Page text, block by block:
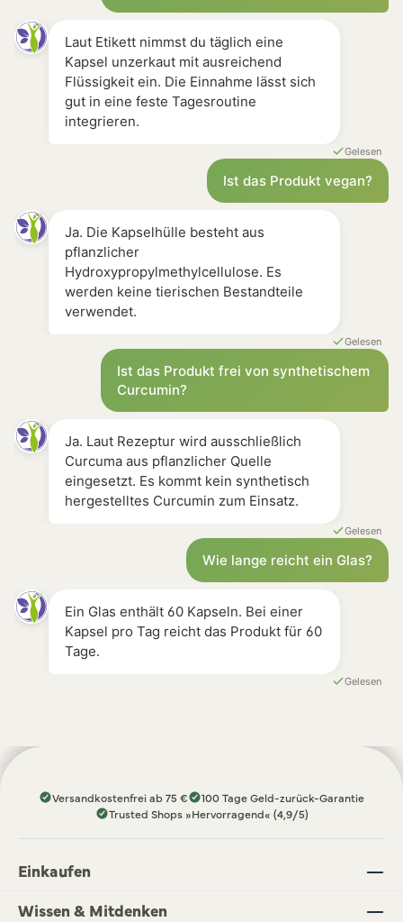
Laut Etikett nimmst du täglich eine
Kapsel unzerkaut mit ausreichend
Flüssigkeit ein. Die Einnahme lässt sich
gut in eine feste Tagesroutine
integrieren.
Gelesen
Ist das Produkt vegan?
Ja. Die Kapselhülle besteht aus
pflanzlicher
Hydroxypropylmethylcellulose. Es
werden keine tierischen Bestandteile
verwendet.
Gelesen
Ist das Produkt frei von synthetischem
Curcumin?
Ja. Laut Rezeptur wird ausschließlich
Curcuma aus pflanzlicher Quelle
eingesetzt. Es kommt kein synthetisch
hergestelltes Curcumin zum Einsatz.
Gelesen
Wie lange reicht ein Glas?
Ein Glas enthält 60 Kapseln. Bei einer
Kapsel pro Tag reicht das Produkt für 60
Tage.
Gelesen
Versandkostenfrei ab 75 €
100 Tage Geld-zurück-Garantie
Trusted Shops »Hervorragend« (4,9/5)
Einkaufen
Wissen & Mitdenken